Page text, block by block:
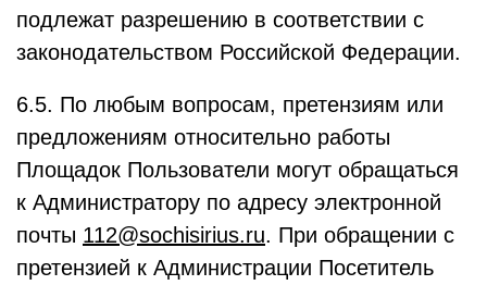
подлежат разрешению в соответствии с
законодательством Российской Федерации.
6.5. По любым вопросам, претензиям или
предложениям относительно работы
Площадок Пользователи могут обращаться
к Администратору по адресу электронной
почты 112@sochisirius.ru. При обращении с
претензией к Администрации Посетитель